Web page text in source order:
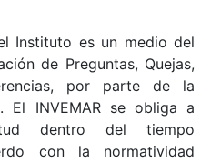
Instituto es un medio del
de Preguntas, Quejas,
por parte de la
El INVEMAR se obliga a
dentro del tiempo
con la normatividad